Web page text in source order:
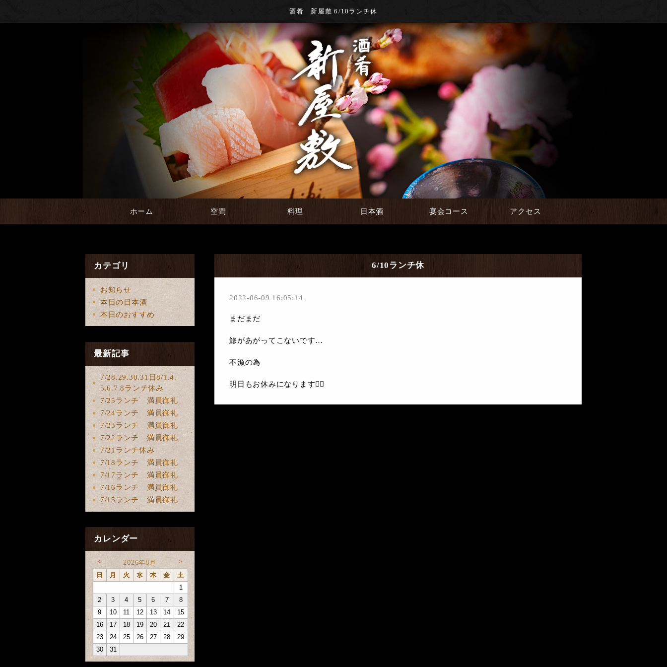
酒肴 新屋敷 6/10ランチ休
ホーム 空間 料理 日本酒 宴会コース アクセス
カテゴリ
お知らせ
本日の日本酒
本日のおすすめ
最新記事
7/28.29.30.31日8/1.4.
5.6.7.8ランチ休み
7/25ランチ 満員御礼
7/24ランチ 満員御礼
7/23ランチ 満員御礼
7/22ランチ 満員御礼
7/21ランチ休み
7/18ランチ 満員御礼
7/17ランチ 満員御礼
7/16ランチ 満員御礼
7/15ランチ 満員御礼
カレンダー
< 2026年8月 >
日 月 火 水 木 金
土
1
2
3 4 5 6 7
8
9
10 11 12 13 14
15
16
17 18 19 20 21
22
23
24 25 26 27 28
29
30
31
6/10ランチ休
2022-06-09 16:05:14
まだまだ
鯵があがってこないです…
不漁の為
明日もお休みになります🙇‍♀️